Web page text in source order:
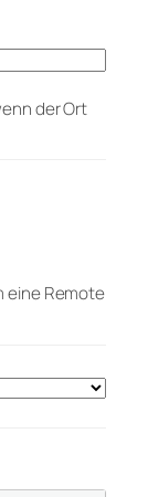
der Ort
eine Remote